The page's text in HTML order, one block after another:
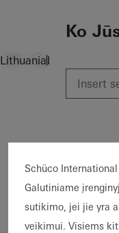
Ko
Lithuaniabendroji
Schüco
Schüco
Galutiniame
sutikimo, jei jie yra
veikimui. Visiems